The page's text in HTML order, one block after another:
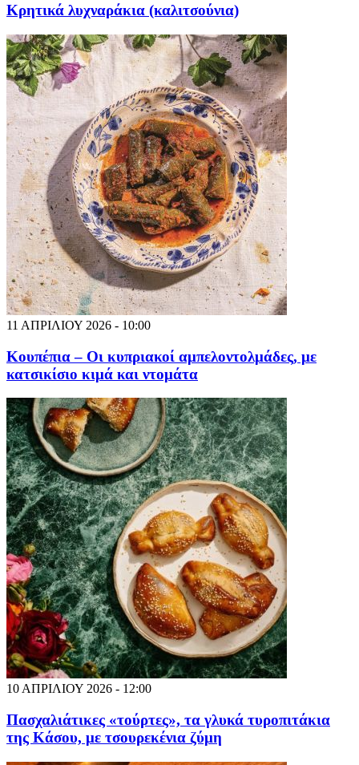
Κρητικά λυχναράκια (καλιτσούνια)
11 ΑΠΡΙΛΙΟΥ 2026 - 10:00
Κουπέπια – Οι κυπριακοί αμπελοντολμάδες, με
κατσικίσιο κιμά και ντομάτα
10 ΑΠΡΙΛΙΟΥ 2026 - 12:00
Πασχαλιάτικες «τούρτες», τα γλυκά τυροπιτάκια
της Κάσου, με τσουρεκένια ζύμη